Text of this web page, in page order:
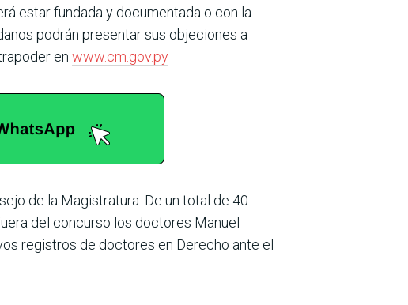
estar fundada y documentada o con la
podrán presentar sus objeciones a
en www.cm.gov.py
de la Magistratura. De un total de 40
del concurso los doctores Manuel
registros de doctores en Derecho ante el